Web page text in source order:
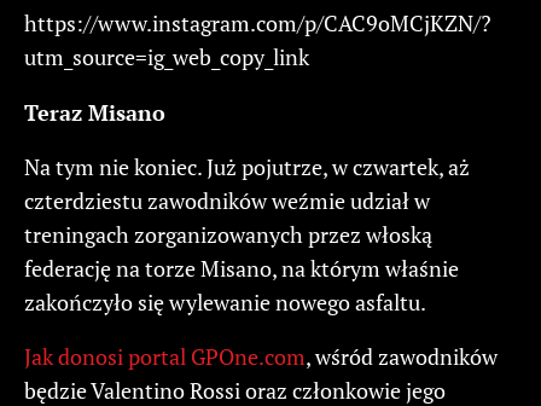
https://www.instagram.com/p/CAC9oMCjKZN/?
utm_source=ig_web_copy_link
Teraz Misano
Na tym nie koniec. Już pojutrze, w czwartek, aż
czterdziestu zawodników weźmie udział w
treningach zorganizowanych przez włoską
federację na torze Misano, na którym właśnie
zakończyło się wylewanie nowego asfaltu.
Jak donosi portal GPOne.com, wśród zawodników
będzie Valentino Rossi oraz członkowie jego